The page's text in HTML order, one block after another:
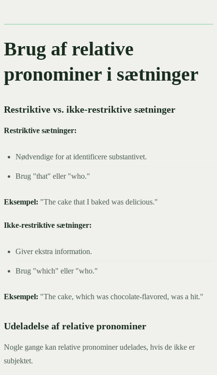
Brug af relative
pronominer i sætninger
Restriktive vs. ikke-restriktive sætninger
Restriktive sætninger:
Nødvendige for at identificere substantivet.
Brug "that" eller "who."
Eksempel: "The cake that I baked was delicious."
Ikke-restriktive sætninger:
Giver ekstra information.
Brug "which" eller "who."
Eksempel: "The cake, which was chocolate-flavored, was a hit."
Udeladelse af relative pronominer
Nogle gange kan relative pronominer udelades, hvis de ikke er
subjektet.